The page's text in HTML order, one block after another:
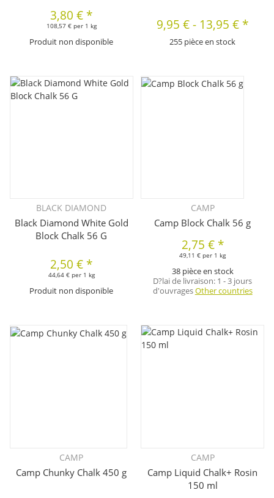
3,80 € *
108,57 € per 1 kg
Produit non disponible
9,95 €- 13,95 € *
255 pièce en stock
BLACK DIAMOND
Black Diamond White Gold
Block Chalk 56 G
2,50 € *
44,64 € per 1 kg
Produit non disponible
CAMP
Camp Block Chalk 56 g
2,75 € *
49,11 € per 1 kg
38 pièce en stock
D?lai de livraison: 1 - 3 jours
d'ouvragesOther countries
CAMP
Camp Chunky Chalk 450 g
CAMP
Camp Liquid Chalk+ Rosin
150 ml